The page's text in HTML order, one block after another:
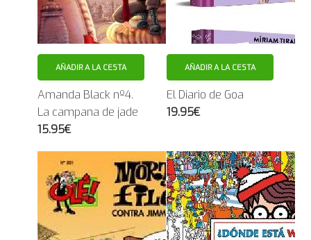
AÑADIR A LA CESTA
Amanda Black nº4.
La campana de jade
15.95€
AÑADIR A LA CESTA
El Diario de Goa
19.95€